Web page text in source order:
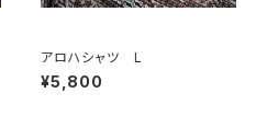
アロハシャツ L
¥5,800